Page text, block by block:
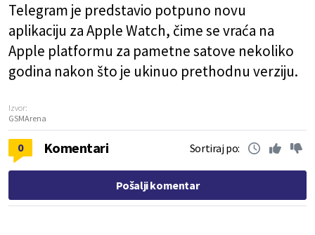
Telegram je predstavio potpuno novu
aplikaciju za Apple Watch, čime se vraća na
Apple platformu za pametne satove nekoliko
godina nakon što je ukinuo prethodnu verziju.
Izvor:
GSMArena
0 Komentari Sortiraj po:
Pošalji komentar